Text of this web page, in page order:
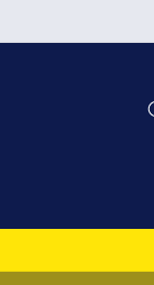
ai contenuti